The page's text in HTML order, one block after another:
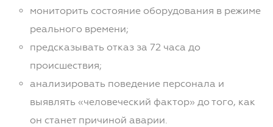
мониторить состояние оборудования в режиме
реального времени;
предсказывать отказ за 72 часа до
происшествия;
анализировать поведение персонала и
выявлять «человеческий фактор» до того, как
он станет причиной аварии.